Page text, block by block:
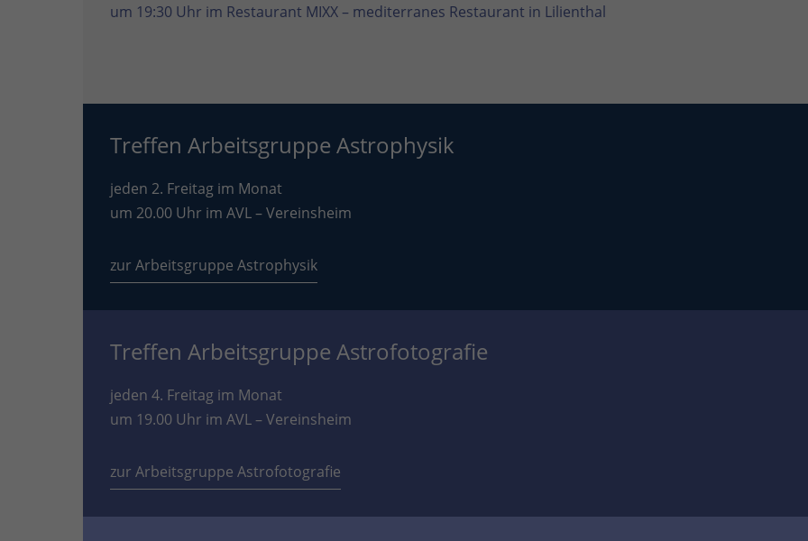
um 19:30 Uhr im Restaurant MIXX – mediterranes Restaurant in Lilienthal
Treffen Arbeitsgruppe Astrophysik
jeden 2. Freitag im Monat
um 20.00 Uhr im AVL – Vereinsheim
zur Arbeitsgruppe Astrophysik
Treffen Arbeitsgruppe Astrofotografie
jeden 4. Freitag im Monat
um 19.00 Uhr im AVL – Vereinsheim
zur Arbeitsgruppe Astrofotografie